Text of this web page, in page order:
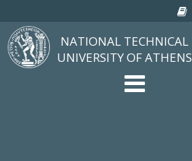
NATIONAL TECHNICAL
UNIVERSITY OF ATHENS